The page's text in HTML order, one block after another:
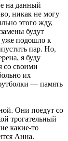
на данный
никак не могу
этого жду,
будут
уже подошло к
пар. Но,
я буду
со своими
их
— память
Они поедут со
трогательный
какие-то
Анна.